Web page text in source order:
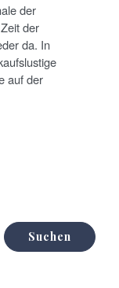
der
der
da. In
auf der
Suchen